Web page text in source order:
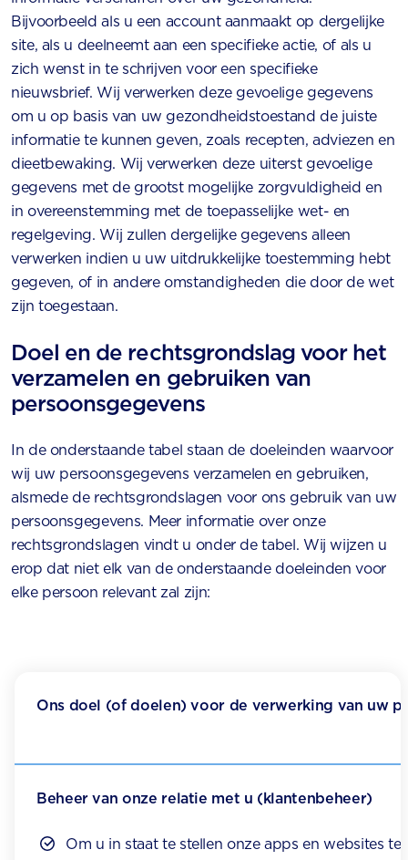
Bijvoorbeeld als u een account aanmaakt op dergelijke
site, als u deelneemt aan een specifieke actie, of als u
zich wenst in te schrijven voor een specifieke
nieuwsbrief. Wij verwerken deze gevoelige gegevens
om u op basis van uw gezondheidstoestand de juiste
informatie te kunnen geven, zoals recepten, adviezen en
dieetbewaking. Wij verwerken deze uiterst gevoelige
gegevens met de grootst mogelijke zorgvuldigheid en
in overeenstemming met de toepasselijke wet- en
regelgeving. Wij zullen dergelijke gegevens alleen
verwerken indien u uw uitdrukkelijke toestemming hebt
gegeven, of in andere omstandigheden die door de wet
zijn toegestaan.
Doel en de rechtsgrondslag voor het
verzamelen en gebruiken van
persoonsgegevens
In de onderstaande tabel staan de doeleinden waarvoor
wij uw persoonsgegevens verzamelen en gebruiken,
alsmede de rechtsgrondslagen voor ons gebruik van uw
persoonsgegevens. Meer informatie over onze
rechtsgrondslagen vindt u onder de tabel. Wij wijzen u
erop dat niet elk van de onderstaande doeleinden voor
elke persoon relevant zal zijn:
Ons doel (of doelen) voor de verwerking van uw
Beheer van onze relatie met u (klantenbeheer)
Om u in staat te stellen onze apps en websites